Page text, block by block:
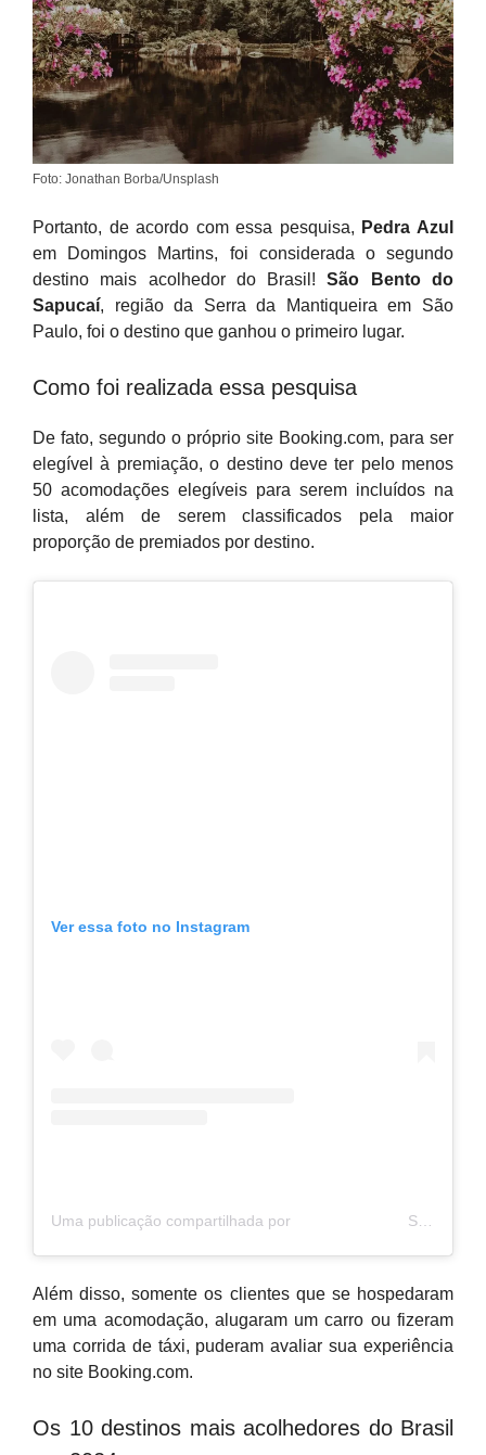
Foto: Jonathan Borba/Unsplash
Portanto, de acordo com essa pesquisa, Pedra Azul
em Domingos Martins, foi considerada o segundo
destino mais acolhedor do Brasil!São Bento do
Sapucaí, região da Serra da Mantiqueira em São
Paulo, foi o destino que ganhou o primeiro lugar.
Como foi realizada essa pesquisa
De fato, segundo o próprio site Booking.com, para ser
elegível à premiação, o destino deve ter pelo menos
50 acomodações elegíveis para serem incluídos na
lista, além de serem classificados pela maior
proporção de premiados por destino.
Ver essa foto no Instagram
Além disso, somente os clientes que se hospedaram
em uma acomodação, alugaram um carro ou fizeram
uma corrida de táxi, puderam avaliar sua experiência
no site Booking.com.
Os 10 destinos mais acolhedores do Brasil